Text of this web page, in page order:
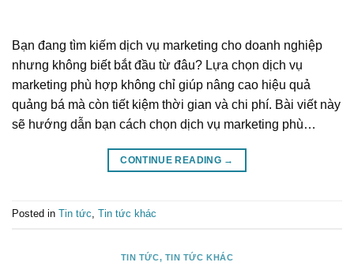
Bạn đang tìm kiếm dịch vụ marketing cho doanh nghiệp
nhưng không biết bắt đầu từ đâu? Lựa chọn dịch vụ
marketing phù hợp không chỉ giúp nâng cao hiệu quả
quảng bá mà còn tiết kiệm thời gian và chi phí. Bài viết này
sẽ hướng dẫn bạn cách chọn dịch vụ marketing phù…
CONTINUE READING →
Posted in Tin tức, Tin tức khác
TIN TỨC, TIN TỨC KHÁC